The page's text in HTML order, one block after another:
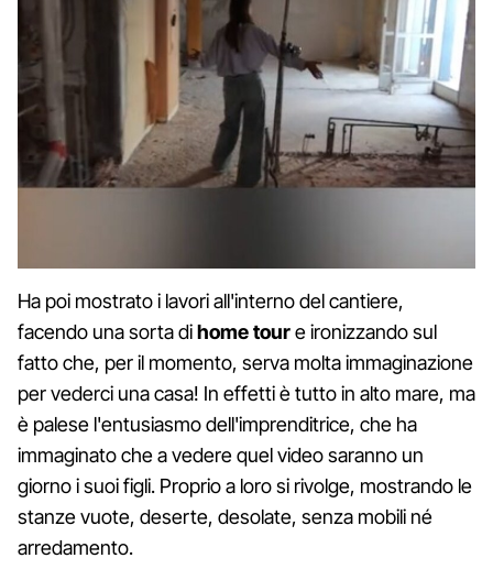
Ha poi mostrato i lavori all'interno del cantiere,
facendo una sorta dihome toure ironizzando sul
fatto che, per il momento, serva molta immaginazione
per vederci una casa! In effetti è tutto in alto mare, ma
è palese l'entusiasmo dell'imprenditrice, che ha
immaginato che a vedere quel video saranno un
giorno i suoi figli. Proprio a loro si rivolge, mostrando le
stanze vuote, deserte, desolate, senza mobili né
arredamento.